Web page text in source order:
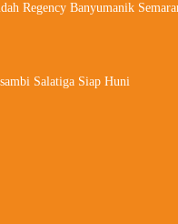
Regency Banyumanik
Salatiga Siap Huni